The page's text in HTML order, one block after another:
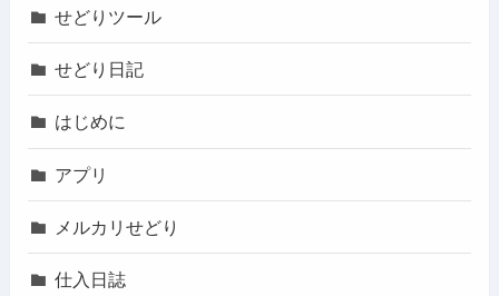
せどりツール
せどり日記
はじめに
アプリ
メルカリせどり
仕入日誌